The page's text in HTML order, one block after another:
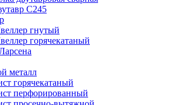
С245
гнутый
горячекатаный
металл
горячекатаный
перфорированный